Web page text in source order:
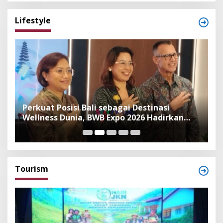
Lifestyle
Perkuat Posisi Bali sebagai Destinasi
Wellness Dunia, BWB Expo 2026 Hadirkan
Exhibitor Nasional dan Global
Tourism